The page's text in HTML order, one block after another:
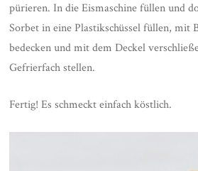
pürieren. In die Eismaschine füllen und
Sorbet in eine Plastikschüssel füllen, mit
bedecken und mit dem Deckel
Gefrierfach stellen.
Fertig! Es schmeckt einfach köstlich.